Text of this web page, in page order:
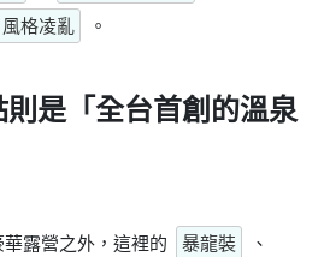
風格凌亂 。
則是「全台首創的溫泉
露營之外，這裡的 暴龍裝
、